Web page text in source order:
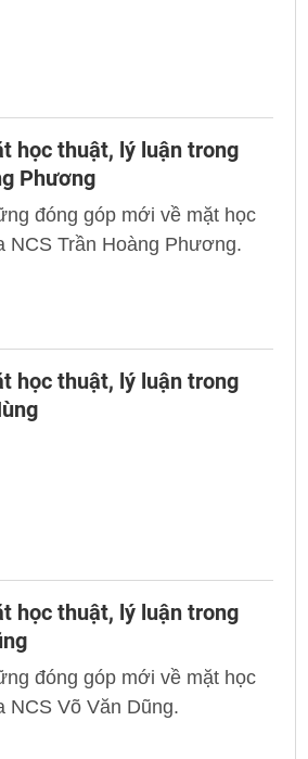
học thuật, lý luận trong
Phương
đóng góp mới về mặt học
NCS Trần Hoàng Phương.
học thuật, lý luận trong
học thuật, lý luận trong
đóng góp mới về mặt học
NCS Võ Văn Dũng.